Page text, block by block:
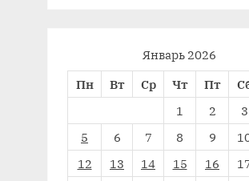
Январь 2026
Пн
Вт Ср Чт Пт
1
2 3
5
6 7 8 9
12
13 14 15 16